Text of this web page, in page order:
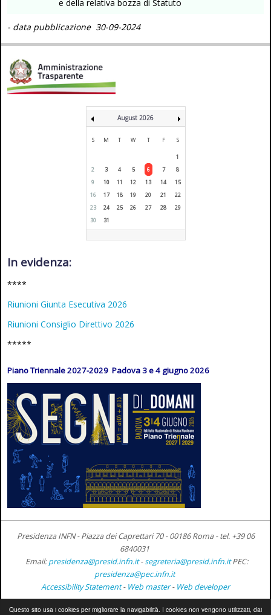
Questo sito usa i cookies per migliorare la navigabilità. I cookies non vengono utilizzati, dai
e della relativa bozza di Statuto
- data pubblicazione 30-09-2024
August 2026
S M T W T F S
1
2
3 4 5 6 7
8
9
10 11 12 13 14
15
16
17 18 19 20 21
22
23
24 25 26 27 28
29
30
31
In evidenza:
****
Riunioni Giunta Esecutiva 2026
Riunioni Consiglio Direttivo 2026
*****
Piano Triennale 2027-2029 Padova 3 e 4 giugno 2026
Presidenza INFN - Piazza dei Caprettari 70 - 00186 Roma -tel. +39 06
6840031
Email:presidenza@presid.infn.it-segreteria@presid.infn.it PEC:
presidenza@pec.infn.it
Accessibility Statement- Web master- Web developer